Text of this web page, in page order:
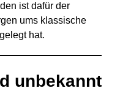
ist dafür der
ums klassische
hat.
unbekannt